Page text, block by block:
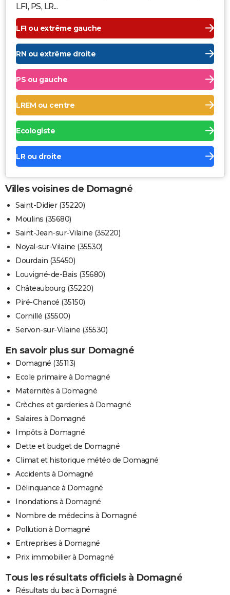
LFI, PS, LR...
LFI ou extrême gauche
RN ou extrême droite
PS ou gauche
LREM ou centre
Ecologiste
LR ou droite
Villes voisines de Domagné
Saint-Didier (35220)
Moulins (35680)
Saint-Jean-sur-Vilaine (35220)
Noyal-sur-Vilaine (35530)
Dourdain (35450)
Louvigné-de-Bais (35680)
Châteaubourg (35220)
Piré-Chancé (35150)
Cornillé (35500)
Servon-sur-Vilaine (35530)
En savoir plus sur Domagné
Domagné (35113)
Ecole primaire à Domagné
Maternités à Domagné
Crèches et garderies à Domagné
Salaires à Domagné
Impôts à Domagné
Dette et budget de Domagné
Climat et historique météo de Domagné
Accidents à Domagné
Délinquance à Domagné
Inondations à Domagné
Nombre de médecins à Domagné
Pollution à Domagné
Entreprises à Domagné
Prix immobilier à Domagné
Tous les résultats officiels à Domagné
Résultats du bac à Domagné